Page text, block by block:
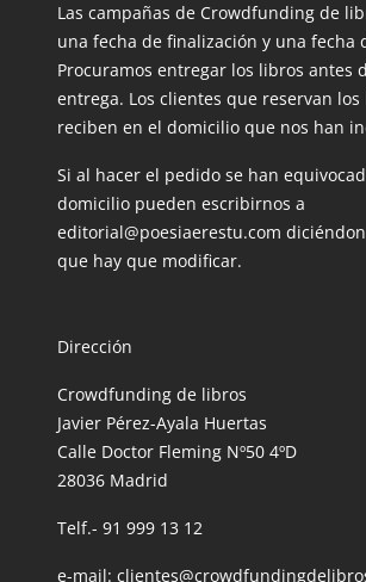
Las campañas de Crowdfunding de
una fecha de finalización y una fecha
Procuramos entregar los libros antes
entrega. Los clientes que reservan los
reciben en el domicilio que nos han
Si al hacer el pedido se han
domicilio pueden escribirnos a
editorial@poesiaerestu.com
que hay que modificar.
Dirección
Crowdfunding de libros
Javier Pérez-Ayala Huertas
Calle Doctor Fleming Nº50 4ºD
28036 Madrid
Telf.- 91 999 13 12
e-mail: